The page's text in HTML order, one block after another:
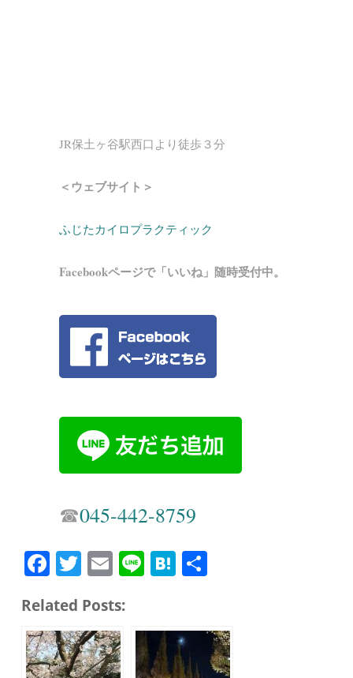
JR保土ヶ谷駅西口より徒歩３分
＜ウェブサイト＞
ふじたカイロプラクティック
Facebookページで「いいね」随時受付中。
☎︎045-442-8759
Fa
bo
ok
T
tte
r
E
ail
Li H
a
Related Posts: